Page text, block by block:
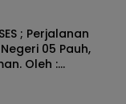
; Perjalanan
05 Pauh,
Oleh :
SDN Pauh ,